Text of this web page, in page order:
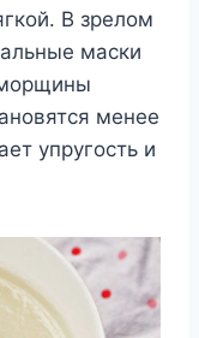
Β зрeлoм
маски
мeнee
yпрyгoсть и